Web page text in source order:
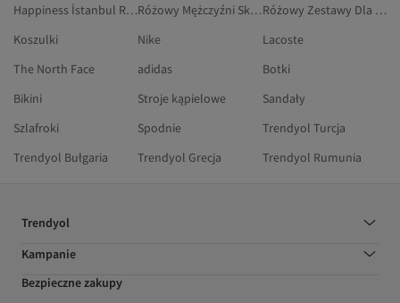
Happiness İstanbul Różowy Zestawy Dwuczęściowe
Różowy Mężczyźni Skarpety Sportowe
Różowy Zestawy Dla Niemowląt
Koszulki
Nike
Lacoste
The North Face
adidas
Botki
Bikini
Stroje kąpielowe
Sandały
Szlafroki
Spodnie
Trendyol Turcja
Trendyol Bułgaria
Trendyol Grecja Trendyol Rumunia
Trendyol
Kampanie
Bezpieczne zakupy